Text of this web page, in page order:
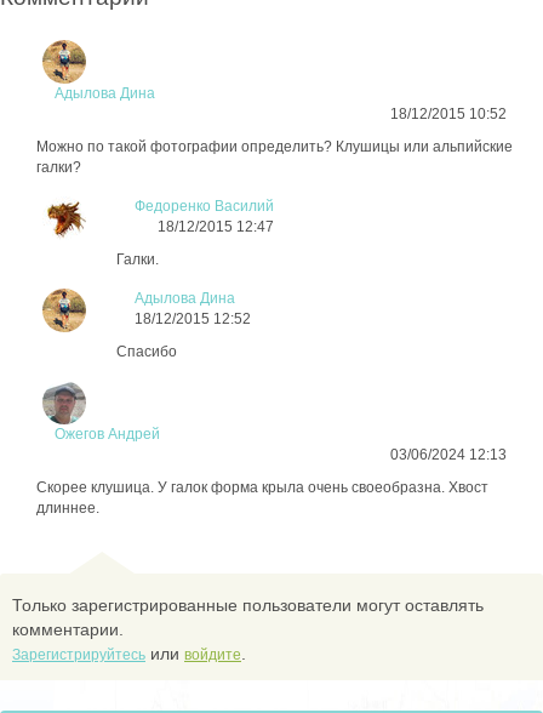
Адылова Дина
18/12/2015 10:52
Можно по такой фотографии определить? Клушицы или альпийские
галки?
Федоренко Василий
18/12/2015 12:47
Галки.
Адылова Дина
18/12/2015 12:52
Спасибо
Ожегов Андрей
03/06/2024 12:13
Скорее клушица. У галок форма крыла очень своеобразна. Хвост
длиннее.
Только зарегистрированные пользователи могут оставлять
комментарии.
Зарегистрируйтесь или войдите